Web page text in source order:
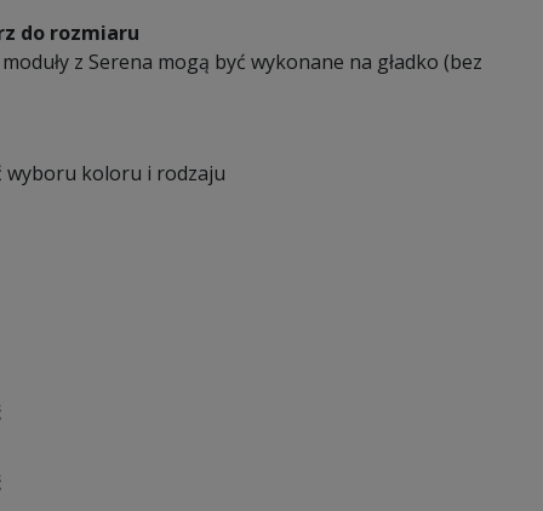
do rozmiaru
z Serena mogą być wykonane na gładko (bez
wyboru koloru i rodzaju